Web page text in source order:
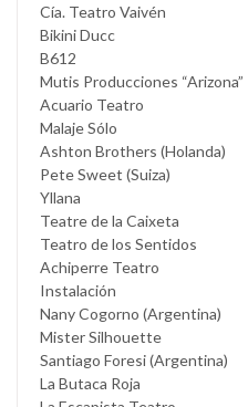
Cía. Teatro Vaivén
Bikini Ducc
B612
Mutis Producciones “Arizona”
Acuario Teatro
Malaje Sólo
Ashton Brothers (Holanda)
Pete Sweet (Suiza)
Yllana
Teatre de la Caixeta
Teatro de los Sentidos
Achiperre Teatro
Instalación
Nany Cogorno (Argentina)
Mister Silhouette
Santiago Foresi (Argentina)
La Butaca Roja